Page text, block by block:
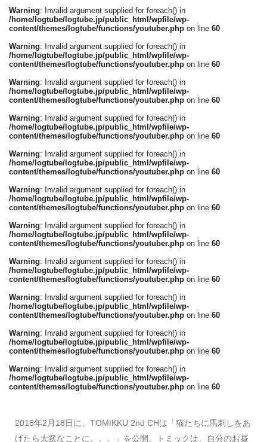
Warning: Invalid argument supplied for foreach() in
/home/logtube/logtube.jp/public_html/wpfile/wp-
content/themes/logtube/functions/youtuber.php on line 60
Warning: Invalid argument supplied for foreach() in
/home/logtube/logtube.jp/public_html/wpfile/wp-
content/themes/logtube/functions/youtuber.php on line 60
Warning: Invalid argument supplied for foreach() in
/home/logtube/logtube.jp/public_html/wpfile/wp-
content/themes/logtube/functions/youtuber.php on line 60
Warning: Invalid argument supplied for foreach() in
/home/logtube/logtube.jp/public_html/wpfile/wp-
content/themes/logtube/functions/youtuber.php on line 60
Warning: Invalid argument supplied for foreach() in
/home/logtube/logtube.jp/public_html/wpfile/wp-
content/themes/logtube/functions/youtuber.php on line 60
Warning: Invalid argument supplied for foreach() in
/home/logtube/logtube.jp/public_html/wpfile/wp-
content/themes/logtube/functions/youtuber.php on line 60
Warning: Invalid argument supplied for foreach() in
/home/logtube/logtube.jp/public_html/wpfile/wp-
content/themes/logtube/functions/youtuber.php on line 60
Warning: Invalid argument supplied for foreach() in
/home/logtube/logtube.jp/public_html/wpfile/wp-
content/themes/logtube/functions/youtuber.php on line 60
Warning: Invalid argument supplied for foreach() in
/home/logtube/logtube.jp/public_html/wpfile/wp-
content/themes/logtube/functions/youtuber.php on line 60
Warning: Invalid argument supplied for foreach() in
/home/logtube/logtube.jp/public_html/wpfile/wp-
content/themes/logtube/functions/youtuber.php on line 60
Warning: Invalid argument supplied for foreach() in
/home/logtube/logtube.jp/public_html/wpfile/wp-
content/themes/logtube/functions/youtuber.php on line 60
2018年2月18日に、TOMIKKU 2nd CHは「猫たちに馬刺しをあ
げたら大変なことに。。。」を公開。トミックは、自分のお昼